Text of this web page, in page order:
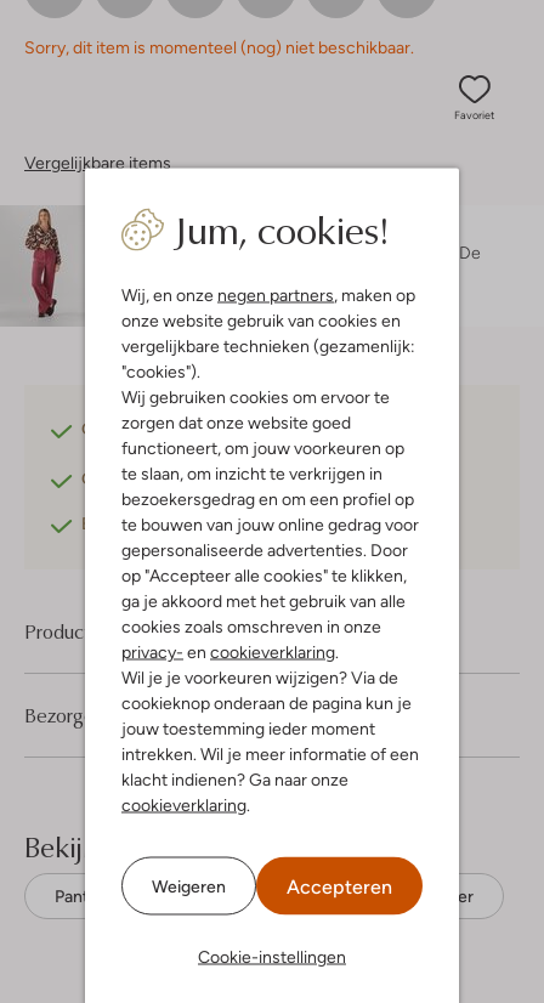
Jum, cookies!
Wij, en onze negen partners, maken op
onze website gebruik van cookies en
vergelijkbare technieken (gezamenlijk:
"cookies").
Wij gebruiken cookies om ervoor te
zorgen dat onze website goed
functioneert, om jouw voorkeuren op
te slaan, om inzicht te verkrijgen in
bezoekersgedrag en om een profiel op
te bouwen van jouw online gedrag voor
gepersonaliseerde advertenties. Door
op "Accepteer alle cookies" te klikken,
ga je akkoord met het gebruik van alle
cookies zoals omschreven in onze
privacy- en cookieverklaring.
Wil je je voorkeuren wijzigen? Via de
cookieknop onderaan de pagina kun je
jouw toestemming ieder moment
intrekken. Wil je meer informatie of een
klacht indienen? Ga naar onze
cookieverklaring.
Weigeren Accepteren
Cookie-instellingen
Sorry, dit item is momenteel (nog) niet beschikbaar.
Favoriet
Vergelijkbare items
Maatadvies
Danielle is 1 meter 74 lang en draagt maat 36. De
Gratis verzendingvanaf €75,-
Gratis retournerenbinnen 30 dagen*
Betaal achterafmet Klarna
Product informatie
Bezorgen & retourneren
Bekijk meer
Pantalons Studio Anneloes Polyester